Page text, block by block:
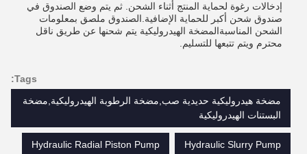
إدخالات رغوة لحماية المنتج أثناء الشحن. ثم يتم وضع الصندوق في
صندوق شحن أكبر للحماية الإضافية.الصندوق ملصق بمعلومات
الشحن المناسبةالمضخة الهيدروليكية يتم شحنها عن طريق ناقل
محترم ويتم تتبعها للتسليم.
Tags:
مضخة هيدروليكية حديدية صب,مضخة الرطوبة الهيدروليكية,مضخة
البستنات الهيدروليكية
Hydraulic Slurry Pump
Hydraulic Radial Piston Pump